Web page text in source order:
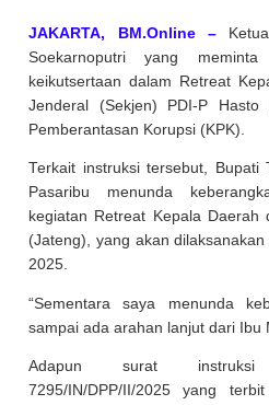
JAKARTA, BM.Online –Ketua
Soekarnoputri yang
keikutsertaan dalam Retreat
Jenderal (Sekjen) PDI-P Hasto
Pemberantasan Korupsi (KPK).
Terkait instruksi tersebut, Bupati
Pasaribu menunda
kegiatan Retreat Kepala Daerah
(Jateng), yang akan
2025.
“Sementara saya menunda
sampai ada arahan lanjut dari Ibu
Adapun surat instruksi
7295/IN/DPP/II/2025 yang